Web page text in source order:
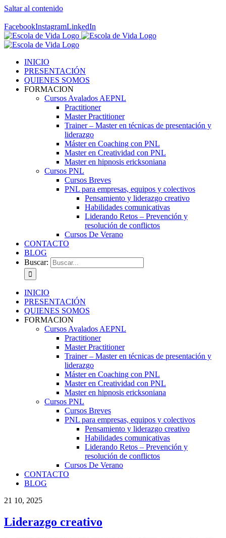
Saltar al contenido
FacebookInstagramLinkedIn
INICIO
PRESENTACIÓN
QUIENES SOMOS
FORMACION
Cursos Avalados AEPNL
Practitioner
Master Practitioner
Trainer – Master en técnicas de presentación y
liderazgo
Máster en Coaching con PNL
Master en Creatividad con PNL
Master en hipnosis ericksoniana
Cursos PNL
Cursos Breves
PNL para empresas, equipos y colectivos
Pensamiento y liderazgo creativo
Habilidades comunicativas
Liderando Retos – Prevención y
resolución de conflictos
Cursos De Verano
CONTACTO
BLOG
Buscar:
INICIO
PRESENTACIÓN
QUIENES SOMOS
FORMACION
Cursos Avalados AEPNL
Practitioner
Master Practitioner
Trainer – Master en técnicas de presentación y
liderazgo
Máster en Coaching con PNL
Master en Creatividad con PNL
Master en hipnosis ericksoniana
Cursos PNL
Cursos Breves
PNL para empresas, equipos y colectivos
Pensamiento y liderazgo creativo
Habilidades comunicativas
Liderando Retos – Prevención y
resolución de conflictos
Cursos De Verano
CONTACTO
BLOG
21 10, 2025
Liderazgo creativo